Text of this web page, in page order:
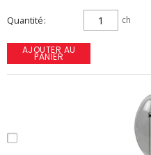
Quantité ch
AJOUTER AU
PANIER